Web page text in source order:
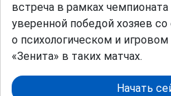
встреча в рамках
уверенной победой хозяев
о психологическом и
«Зенита» в таких матчах.
Начать